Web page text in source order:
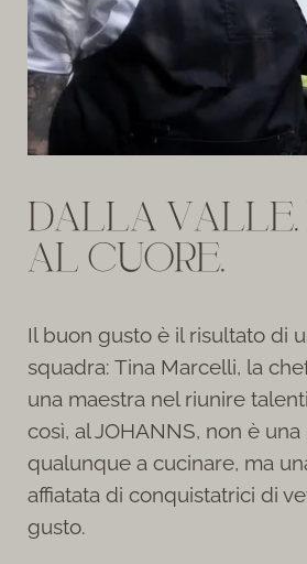
DALLA VALLE.
AL CUORE.
Il buon gusto è il risultato di
squadra: Tina Marcelli, la
una maestra nel riunire
così, al JOHANNS, non è
qualunque a cucinare, ma
affiatata di conquistatrici di
gusto.